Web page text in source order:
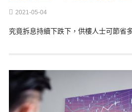
2021-05-04
究竟拆息持續下跌下，供樓人士可節省